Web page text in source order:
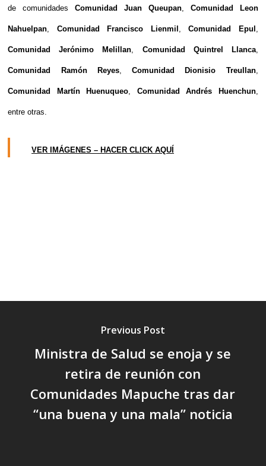
de comunidadesComunidad Juan Queupan, Comunidad Leon
Nahuelpan, Comunidad Francisco Lienmil ,Comunidad Epul ,
Comunidad Jerónimo Melillan, Comunidad Quintrel Llanca,
Comunidad Ramón Reyes,Comunidad Dionisio Treullan,
Comunidad Martín Huenuqueo, Comunidad Andrés Huenchun,
entre otras.
VER IMÁGENES – HACER CLICK AQUÍ
Previous Post
Ministra de Salud se enoja y se
retira de reunión con
Comunidades Mapuche tras dar
“una buena y una mala” noticia